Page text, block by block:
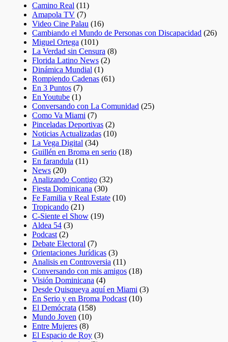
Camino Real (11)
Amapola TV (7)
Video Cine Palau (16)
Cambiando el Mundo de Personas con Discapacidad (26)
Miguel Ortega (101)
La Verdad sin Censura (8)
Florida Latino News (2)
Dinámica Mundial (1)
Rompiendo Cadenas (61)
En 3 Puntos (7)
En Youtube (1)
Conversando con La Comunidad (25)
Como Va Miami (7)
Pinceladas Deportivas (2)
Noticias Actualizadas (10)
La Vega Digital (34)
Guillén en Broma en serio (18)
En farandula (11)
News (20)
Analizando Contigo (32)
Fiesta Dominicana (30)
Fe Familia y Real Estate (10)
Tropicando (21)
C-Siente el Show (19)
Aldea 54 (3)
Podcast (2)
Debate Electoral (7)
Orientaciones Jurídicas (3)
Analisis en Controversia (11)
Conversando con mis amigos (18)
Visión Dominicana (4)
Desde Quisqueya aquí en Miami (3)
En Serio y en Broma Podcast (10)
El Demócrata (158)
Mundo Joven (10)
Entre Mujeres (8)
El Espacio de Roy (3)